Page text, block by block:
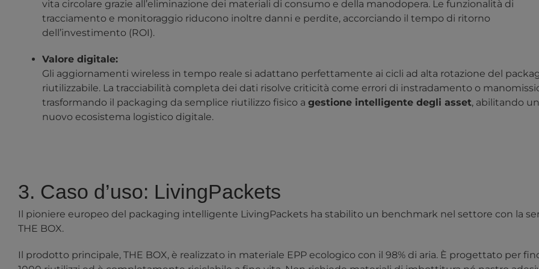
vita circolare grazie all’eliminazione dei materiali di consumo e della manodopera. Le funzionalità di
tracciamento e monitoraggio riducono inoltre danni e perdite, accorciando il tempo di ritorno
dell’investimento (ROI).
Valore digitale:
Gli aggiornamenti wireless in tempo reale si adattano perfettamente ai cicli ad alta rotazione del
riutilizzabile. La tracciabilità completa dei dati risolve criticità come errori di instradamento o
trasformando il packaging da semplice riutilizzo fisico a gestione intelligente degli asset, abilitando un
nuovo ecosistema logistico digitale.
3. Caso d’uso: LivingPackets
Il pioniere europeo del packaging intelligente LivingPacketsha stabilito un benchmark nel settore con la
THE BOX.
Il prodotto principale, THE BOX, è realizzato in materiale EPP ecologico con il 98% di aria. È progettato per